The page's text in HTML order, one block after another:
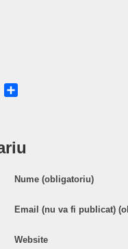
Nume (obligatoriu)
Email (nu va fi publicat)
Website